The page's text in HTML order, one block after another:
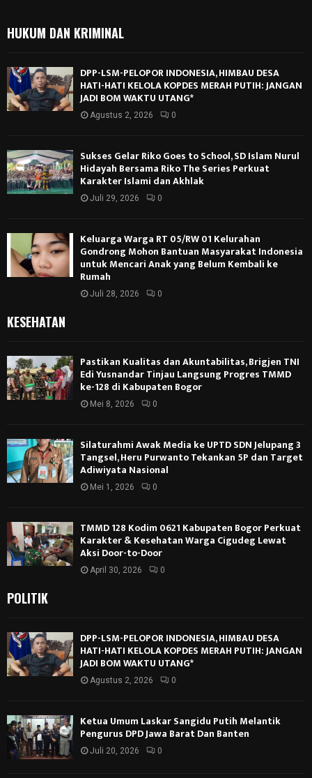
HUKUM DAN KRIMINAL
DPP-LSM-PELOPOR INDONESIA, HIMBAU DESA
HATI-HATI KELOLA KOPDES MERAH PUTIH: JANGAN
JADI BOM WAKTU UTANG*
Agustus 2, 2026 0
Sukses Gelar Riko Goes to School, SD Islam Nurul
Hidayah Bersama Riko The Series Perkuat
Karakter Islami dan Akhlak
Juli 29, 2026 0
Keluarga Warga RT 05/RW 01 Kelurahan
Gondrong Mohon Bantuan Masyarakat Indonesia
untuk Mencari Anak yang Belum Kembali ke
Rumah
Juli 28, 2026 0
KESEHATAN
Pastikan Kualitas dan Akuntabilitas, Brigjen TNI
Edi Yusnandar Tinjau Langsung Progres TMMD
ke-128 di Kabupaten Bogor
Mei 8, 2026 0
Silaturahmi Awak Media ke UPTD SDN Jelupang 3
Tangsel, Heru Purwanto Tekankan 5P dan Target
Adiwiyata Nasional
Mei 1, 2026 0
TMMD 128 Kodim 0621 Kabupaten Bogor Perkuat
Karakter & Kesehatan Warga Cigudeg Lewat
Aksi Door-to-Door
April 30, 2026 0
POLITIK
DPP-LSM-PELOPOR INDONESIA, HIMBAU DESA
HATI-HATI KELOLA KOPDES MERAH PUTIH: JANGAN
JADI BOM WAKTU UTANG*
Agustus 2, 2026 0
Ketua Umum Laskar Sangidu Putih Melantik
Pengurus DPD Jawa Barat Dan Banten
Juli 20, 2026 0